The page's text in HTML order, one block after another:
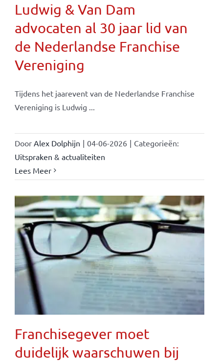
Ludwig & Van Dam
advocaten al 30 jaar lid van
de Nederlandse Franchise
Vereniging
Tijdens het jaarevent van de Nederlandse Franchise
Vereniging is Ludwig ...
Door Alex Dolphijn | 04-06-2026 | Categorieën:
Uitspraken & actualiteiten
Lees Meer
Franchisegever moet
duidelijk waarschuwen bij